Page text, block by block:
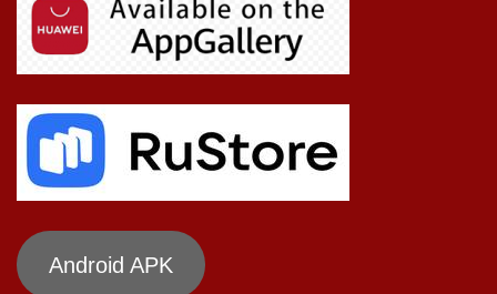
Android APK